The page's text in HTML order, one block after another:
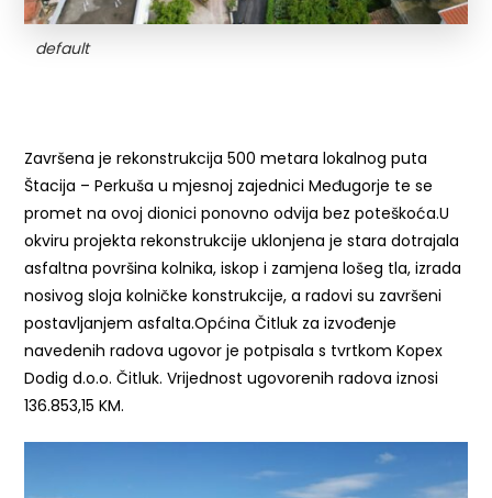
default
Završena je rekonstrukcija 500 metara lokalnog puta
Štacija – Perkuša u mjesnoj zajednici Međugorje te se
promet na ovoj dionici ponovno odvija bez poteškoća.U
okviru projekta rekonstrukcije uklonjena je stara dotrajala
asfaltna površina kolnika, iskop i zamjena lošeg tla, izrada
nosivog sloja kolničke konstrukcije, a radovi su završeni
postavljanjem asfalta.Općina Čitluk za izvođenje
navedenih radova ugovor je potpisala s tvrtkom Kopex
Dodig d.o.o. Čitluk. Vrijednost ugovorenih radova iznosi
136.853,15 KM.